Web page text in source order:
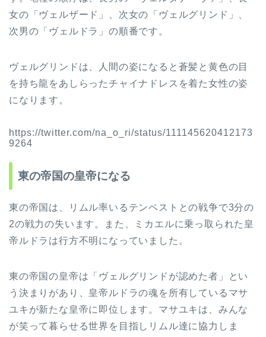
女の「ヴェルザード」、次女の「ヴェルグリンド」、
次男の「ヴェルドラ」の順番です。
ヴェルグリンドは、人間の姿になると蒼髪と黄色の目
を持ち龍をあしらったチャイナドレスを着た女性の姿
になります。
https://twitter.com/na_o_ri/status/111145620412173
9264
東の帝国の皇帝になる
東の帝国は、リムル率いるテンペストとの戦争で3分の
2の戦力の失います。また、ミカエルに乗っ取られた皇
帝ルドラは行方不明になっていました。
東の帝国の皇帝は「ヴェルグリンドが認めた者」とい
う決まりがあり、皇帝ルドラの魂を所有しているマサ
ユキが新たな皇帝に即位します。マサユキは、みんな
が笑って暮らせる世界を目指しリムル達に協力しま